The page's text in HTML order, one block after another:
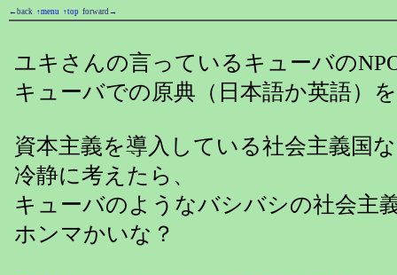
←back ↑menu ↑top forward→
ユキさんの言っているキューバの
キューバでの原典（日本語か英語）
資本主義を導入している社会主義国
冷静に考えたら、
キューバのようなバシバシの社会主
ホンマかいな？